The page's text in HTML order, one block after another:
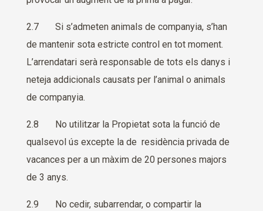
2.7 Si s’admeten animals de companyia, s’han
de mantenir sota estricte control en tot moment.
L’arrendatari serà responsable de tots els danys i
neteja addicionals causats per l’animal o animals
de companyia.
2.8 No utilitzar la Propietat sota la funció de
qualsevol ús excepte la de residència privada de
vacances per a un màxim de 20 persones majors
de 3 anys.
2.9 No cedir, subarrendar, o compartir la